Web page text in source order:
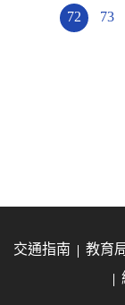
72 73
交通指南 教育